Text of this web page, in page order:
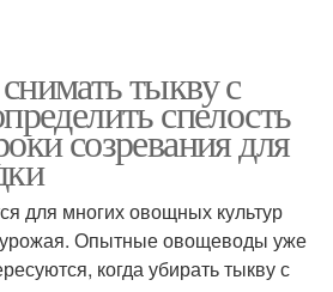
тыкву с
спелость
созревания для
для многих овощных культур
Опытные овощеводы уже
когда убирать тыкву с